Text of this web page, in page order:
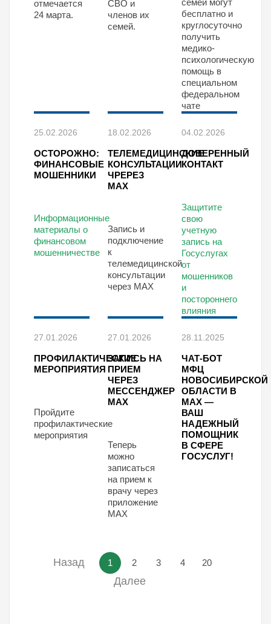
отмечается
24 марта.
СВО и
членов их
семей.
семей могут
бесплатно и
круглосуточно
получить
медико-
психологическую
помощь в
специальном
федеральном
чате
25.02.2026
ОСТОРОЖНО:
ФИНАНСОВЫЕ
МОШЕННИКИ
Информационные
материалы о
финансовом
мошенничестве
18.02.2026
ТЕЛЕМЕДИЦИНСКИЕ
КОНСУЛЬТАЦИИ
ЧРЕРЕЗ
MAX
Запись и
подключение
к
телемедицинской
консультации
через MAX
04.02.2026
ДОВЕРЕННЫЙ
КОНТАКТ
Защитите
свою
учетную
запись на
Госуслугах
от
мошенников
и
постороннего
влияния
27.01.2026
ПРОФИЛАКТИЧЕСКИЕ
МЕРОПРИЯТИЯ
Пройдите
профилактические
мероприятия
27.01.2026
ЗАПИСЬ НА
ПРИЕМ
ЧЕРЕЗ
МЕССЕНДЖЕР
МАХ
Теперь
можно
записаться
на прием к
врачу через
приложение
МАХ
28.11.2025
ЧАТ-БОТ
МФЦ
НОВОСИБИРСКОЙ
ОБЛАСТИ В
МАХ —
ВАШ
НАДЕЖНЫЙ
ПОМОЩНИК
В СФЕРЕ
ГОСУСЛУГ!
Назад 1 2 3 4 20
Далее